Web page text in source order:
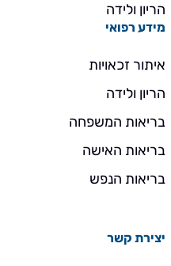
הריון ולידה
מידע רפואי
איתור זכאויות
הריון ולידה
בריאות המשפחה
בריאות האישה
בריאות הנפש
יצירת קשר